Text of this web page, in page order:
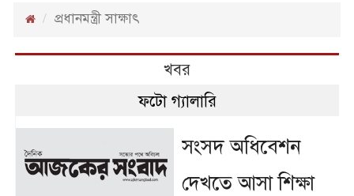
প্রধানমন্ত্রী সাক্ষাৎ
খবর
ফটো গ্যালারি
সংসদ অধিবেশন
দেখতে আসা শিক্ষা